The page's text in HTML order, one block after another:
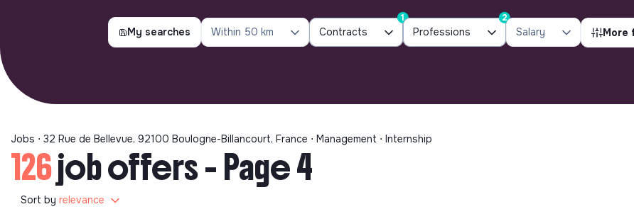
My searches Within 50 km Contracts
1
Professions
2
Salary More
Jobs ⋅ 32 Rue de Bellevue, 92100 Boulogne-Billancourt, France ⋅ Management ⋅ Internship
126job offers - Page 4
Sort by relevance